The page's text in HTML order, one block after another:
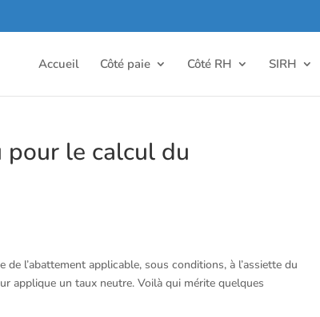
Accueil Côté paie Côté RH SIRH
pour le calcul du
l’abattement applicable, sous conditions, à l’assiette du
applique un taux neutre. Voilà qui mérite quelques